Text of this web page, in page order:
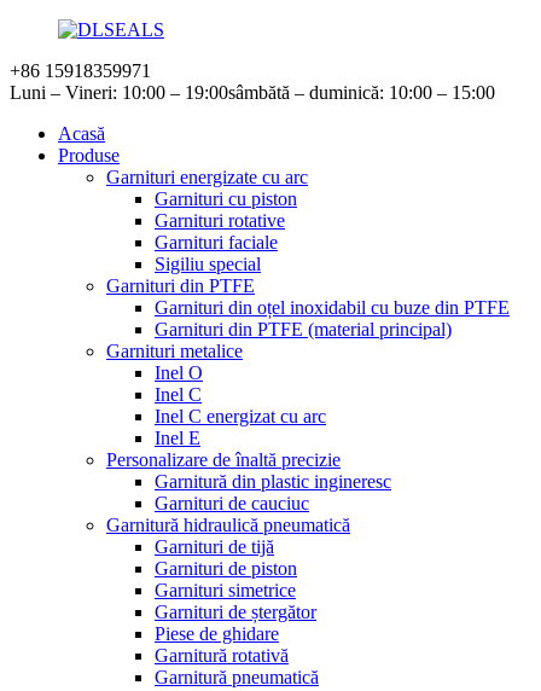
+86 15918359971
Luni – Vineri: 10:00 – 19:00sâmbătă – duminică: 10:00 – 15:00
Acasă
Produse
Garnituri energizate cu arc
Garnituri cu piston
Garnituri rotative
Garnituri faciale
Sigiliu special
Garnituri din PTFE
Garnituri din oțel inoxidabil cu buze din PTFE
Garnituri din PTFE (material principal)
Garnituri metalice
Inel O
Inel C
Inel C energizat cu arc
Inel E
Personalizare de înaltă precizie
Garnitură din plastic ingineresc
Garnituri de cauciuc
Garnitură hidraulică pneumatică
Garnituri de tijă
Garnituri de piston
Garnituri simetrice
Garnituri de ștergător
Piese de ghidare
Garnitură rotativă
Garnitură pneumatică